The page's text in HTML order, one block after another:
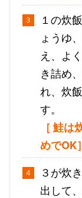
１の炊
ょうゆ
え、よ
き詰め
れ、炊
す。
［ 鮭
めでOK］
３が炊
出して